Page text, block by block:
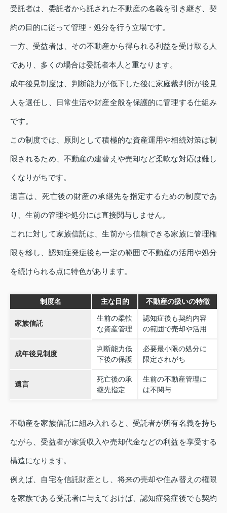
受託者は、委託者から託された不動産の名義を引き継ぎ、契
約の目的に従って管理・処分を行う立場です。
一方、受益者は、その不動産から得られる利益を受け取る人
であり、多くの場合は委託者本人と重なります。
成年後見制度は、判断能力が低下した後に家庭裁判所が後見
人を選任し、日常生活や財産全般を保護的に管理する仕組み
です。
この制度では、原則として積極的な資産運用や相続対策は制
限されるため、不動産の建替えや売却など柔軟な対応は難し
くなりがちです。
遺言は、死亡後の財産の承継先を指定するための制度であ
り、生前の管理や処分には直接関与しません。
これに対して家族信託は、生前から信頼できる家族に管理権
限を移し、認知症発症後も一定の範囲で不動産の活用や処分
を続けられる点に特色があります。
制度名 主な目的 不動産の扱いの特徴
家族信託
生前の柔軟
な資産管理
認知症後も契約内容
の範囲で売却や活用
成年後見制度
判断能力低
下後の保護
必要最小限の処分に
限定されがち
遺言
死亡後の承
継先指定
生前の不動産管理に
は不関与
不動産を家族信託に組み入れると、受託者が所有名義を持ち
ながら、受益者が家賃収入や売却代金などの利益を享受する
構造になります。
例えば、自宅を信託財産とし、将来の売却や住み替えの権限
を家族である受託者に与えておけば、認知症発症後でも契約